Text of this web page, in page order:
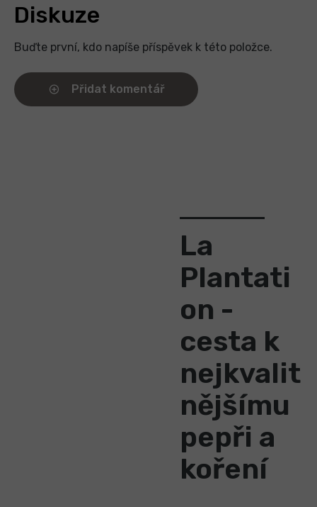
Diskuze
Buďte první, kdo napíše příspěvek k této položce.
Přidat komentář
La
Plantati
on -
cesta k
nejkvalit
nějšímu
pepři a
koření